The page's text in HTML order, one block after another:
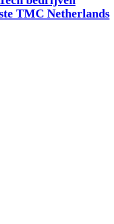
TMC Netherlands